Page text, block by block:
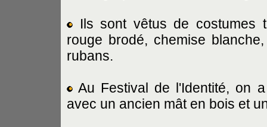
Ils sont vêtus de costumes
rouge brodé, chemise
rubans.
Au Festival de l'Identité, on
avec un ancien mât en bois et